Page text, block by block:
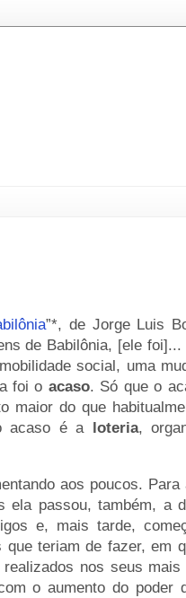
”*, de Jorge Luis
de Babilônia, [ele
social, uma
foi o acaso. Só que o
maior do que
acaso é a loteria,
aos poucos.
ela passou, também, a
e, mais tarde,
teriam de fazer, em
nos seus mais
o aumento do poder